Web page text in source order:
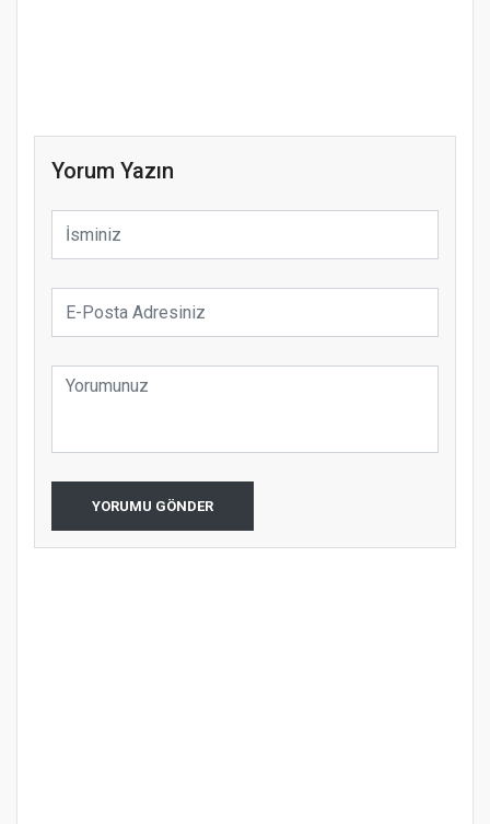
Yorum Yazın
YORUMU GÖNDER